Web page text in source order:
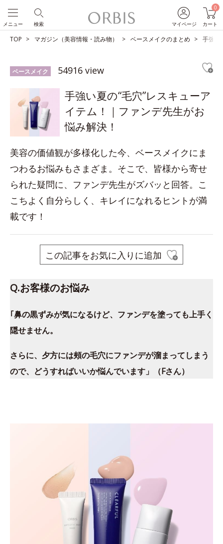
マイページ
0
カート
検索
メニュー
TOP マガジン（美容情報・読み物） ベースメイクのまとめ 手強い
ベースメイク 54916 view
手強い夏の“毛穴”レスキューア
イテム！｜ファンデ先生がお
悩み解決！
美容の価値観が多様化した今、ベースメイクにま
つわるお悩みもさまざま。そこで、皆様から寄せ
られた疑問に、ファンデ先生がズバッと回答。こ
こちよく自分らしく、キレイになれるヒントが満
載です！
この記事をお気に入りに追加
Q.お客様のお悩み
｢鼻の黒ずみが気になるけど、ファンデを塗っても上手く
隠せません。
さらに、夕方には頰の毛穴にファンデが溜まってしまう
ので、どうすればいいか悩んでいます」（Fさん）